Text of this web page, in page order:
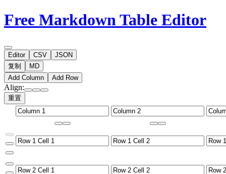
Free Markdown Table Editor
Editor CSV
JSON
复制
MD
Add Column
Add Row
Align:
重置